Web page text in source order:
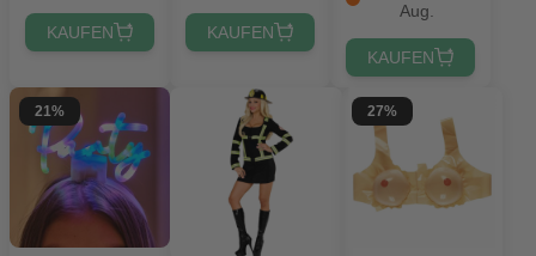
KAUFEN KAUFEN
Aug.
KAUFEN
21% 27%